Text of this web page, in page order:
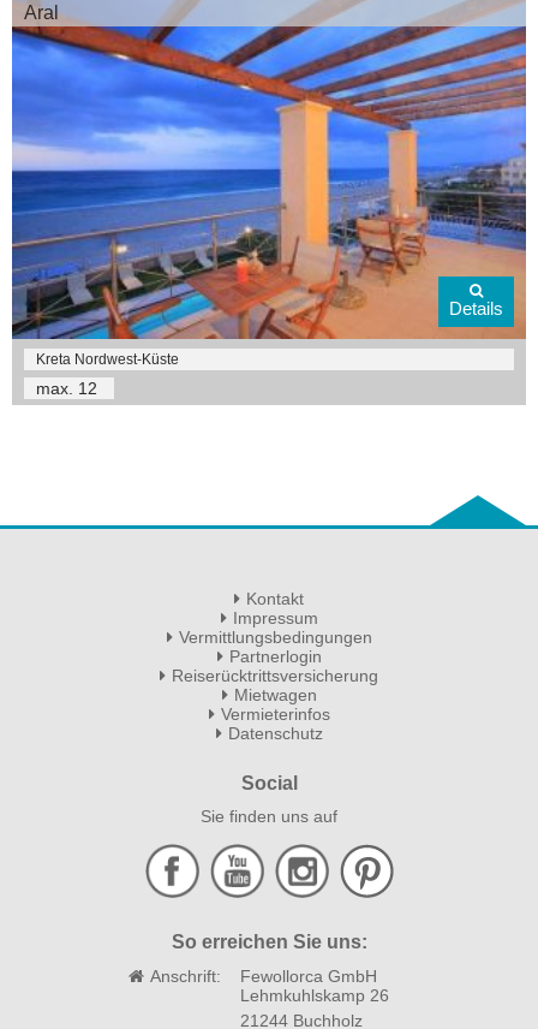
Aral
Kreta Nordwest-Küste
max. 12
Details
Kontakt
Impressum
Vermittlungsbedingungen
Partnerlogin
Reiserücktrittsversicherung
Mietwagen
Vermieterinfos
Datenschutz
Social
Sie finden uns auf
So erreichen Sie uns:
Anschrift:
Fewollorca GmbH
Lehmkuhlskamp 26
21244 Buchholz